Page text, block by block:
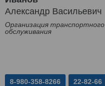
Александр Васильевич
Организация транспортного
обслуживания
8-980-358-8266 22-82-66